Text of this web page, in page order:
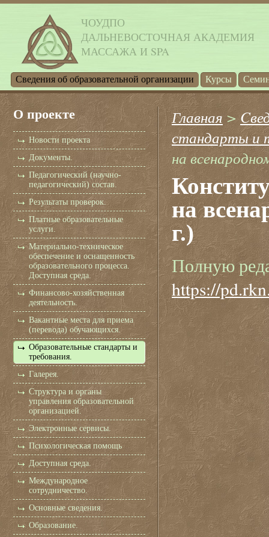
ЧОУДПО
ДАЛЬНЕВОСТОЧНАЯ АКАДЕМИЯ
МАССАЖА И SPA
Cведения об образовательной организации Курсы
О проекте
Новости проекта
Документы.
Педагогический (научно-
педагогический) состав.
Результаты проверок.
Платные образовательные
услуги.
Материально-техническое
обеспечение и оснащенность
образовательного процесса.
Доступная среда.
Финансово-хозяйственная
деятельность.
Вакантные места для приема
(перевода) обучающихся.
Образовательные стандарты и
требования.
Галерея.
Структура и органы
управления образовательной
организацией.
Электронные сервисы.
Психологическая помощь
Доступная среда.
Международное
сотрудничество.
Основные сведения.
Образование.
Главная >
стандарты и
на
на
г.)
Полную
https://